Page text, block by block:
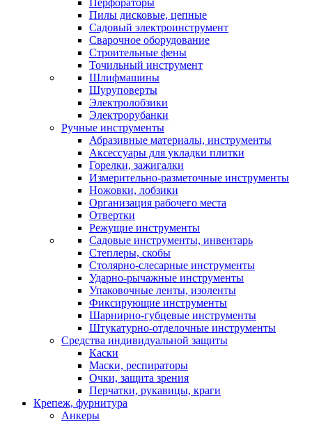
Пилы дисковые, цепные
Садовый электроинструмент
Сварочное оборудование
Строительные фены
Точильный инструмент
Шлифмашины
Шуруповерты
Электролобзики
Электрорубанки
Ручные инструменты
Абразивные материалы, инструменты
Аксессуары для укладки плитки
Горелки, зажигалки
Измерительно-разметочные инструменты
Ножовки, лобзики
Организация рабочего места
Отвертки
Режущие инструменты
Садовые инструменты, инвентарь
Степлеры, скобы
Столярно-слесарные инструменты
Ударно-рычажные инструменты
Упаковочные ленты, изоленты
Фиксирующие инструменты
Шарнирно-губцевые инструменты
Штукатурно-отделочные инструменты
Средства индивидуальной защиты
Каски
Маски, респираторы
Очки, защита зрения
Перчатки, рукавицы, краги
Крепеж, фурнитура
Анкеры